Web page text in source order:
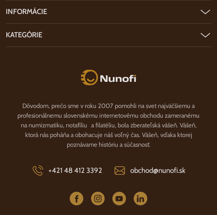
Nunofi.sk
Dôvodom, prečo sme v roku 2007 pomohli na svet najväčšiemu a
profesionálnemu slovenskému internetovému obchodu zameranému
na numizmatiku, notafíliu a filatéliu, bola zberateľská vášeň. Vášeň,
ktorá nás poháňa a obohacuje náš voľný čas. Vášeň, vďaka ktorej
poznávame históriu a súčasnosť.
+421 48 412 3392 obchod@nunofi.sk
INFORMÁCIE
KATEGÓRIE